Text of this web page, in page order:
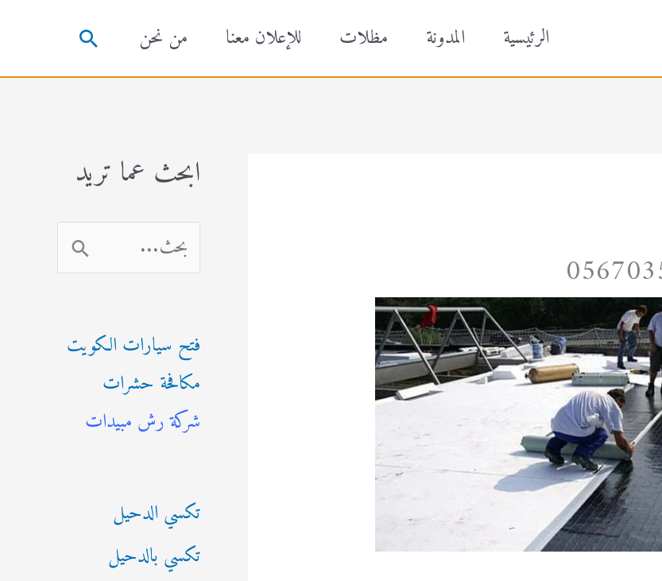
الرئيسية المدونة مظلات للإعلان معنا من نحن البحث
ابحث عما تريد
ل
ح
ث
ع
:
فتح سيارات الكويت
مكافحة حشرات
شركة رش مبيدات
تكسي الدحيل
تكسي بالدحيل